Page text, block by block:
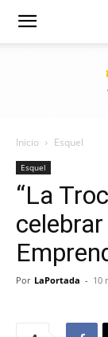
Diario
Portada
Inicio Esquel
Esquel
“La
Por LaPortada - 10